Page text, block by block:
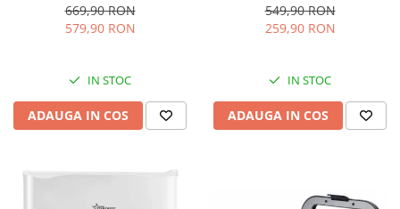
interioara, Compartiment
gheata, H 82 cm, Alb
669,90 RON
579,90 RON
IN STOC
ADAUGA IN COS
1300 W, Uscare si indreptare,
Afisaj LCD, Tehnologie cu ioni
549,90 RON
259,90 RON
IN STOC
ADAUGA IN COS